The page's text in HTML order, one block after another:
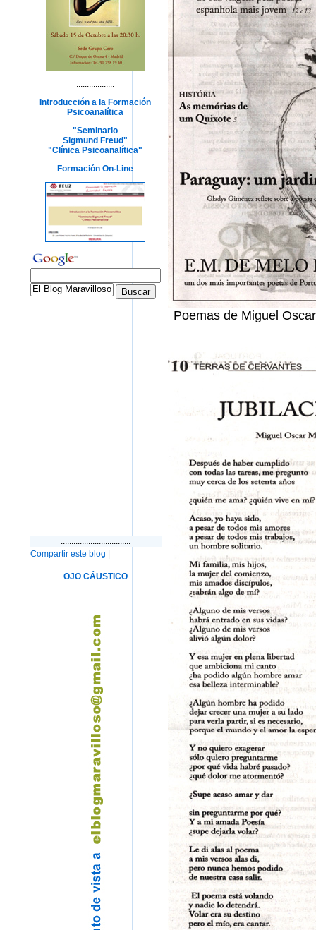
..................
Introducción a la Formación
Psicoanalítica
"Seminario
Sigmund Freud"
"Clínica Psicoanalítica"
Formación On-Line
.................................
Compartir este blog
OJO CÁUSTICO
Poemas de Miguel